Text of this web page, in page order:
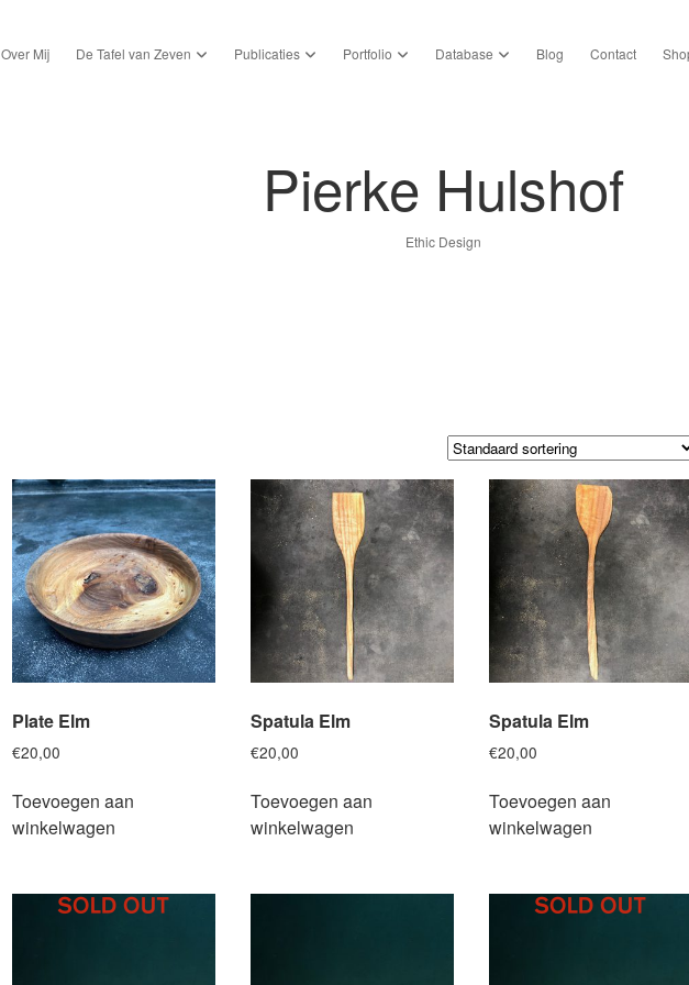
Over Mij De Tafel van Zeven open dropdown menu
Publicaties open dropdown menu
Portfolio open dropdown menu
Database open dropdown menu
Blog Contact
Pierke Hulshof
Ethic Design
Plate Elm
€20,00
Toevoegen aan
winkelwagen
Spatula Elm
€20,00
Toevoegen aan
winkelwagen
Spatula Elm
€20,00
Toevoegen aan
winkelwagen